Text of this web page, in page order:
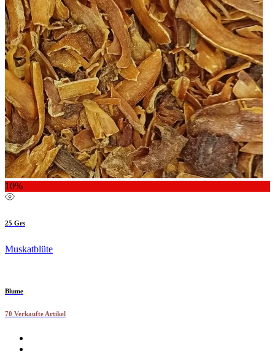
10%
25 Grs
Muskatblüte
Blume
70 Verkaufte Artikel